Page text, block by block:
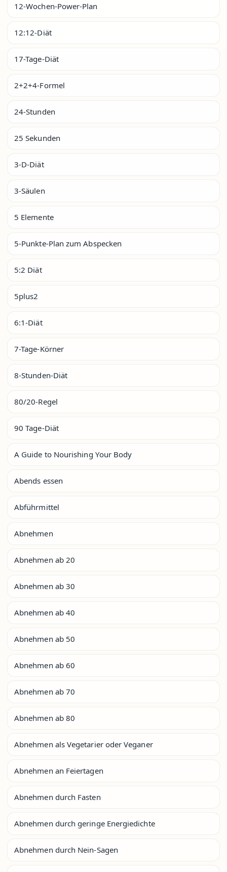
12-Wochen-Power-Plan
12:12-Diät
17-Tage-Diät
2+2+4-Formel
24-Stunden
25 Sekunden
3-D-Diät
3-Säulen
5 Elemente
5-Punkte-Plan zum Abspecken
5:2 Diät
5plus2
6:1-Diät
7-Tage-Körner
8-Stunden-Diät
80/20-Regel
90 Tage-Diät
A Guide to Nourishing Your Body
Abends essen
Abführmittel
Abnehmen
Abnehmen ab 20
Abnehmen ab 30
Abnehmen ab 40
Abnehmen ab 50
Abnehmen ab 60
Abnehmen ab 70
Abnehmen ab 80
Abnehmen als Vegetarier oder Veganer
Abnehmen an Feiertagen
Abnehmen durch Fasten
Abnehmen durch geringe Energiedichte
Abnehmen durch Nein-Sagen